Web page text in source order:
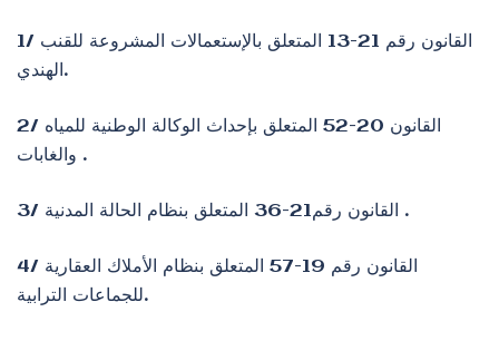
1/ القانون رقم 21-13 المتعلق بالإستعمالات المشروعة للقنب
الهندي.
2/ القانون 20-52 المتعلق بإحداث الوكالة الوطنية للمياه
والغابات .
3/ القانون رقم21-36 المتعلق بنظام الحالة المدنية .
4/ القانون رقم 19-57 المتعلق بنظام الأملاك العقارية
للجماعات الترابية.